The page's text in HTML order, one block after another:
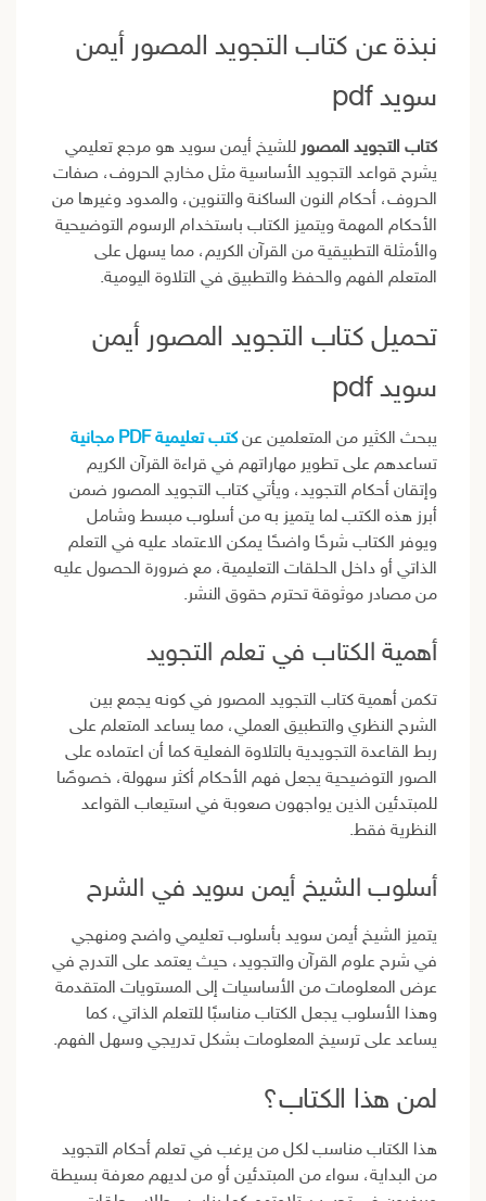
نبذة عن كتاب التجويد المصور أيمن
سويد pdf
كتاب التجويد المصور للشيخ أيمن سويد هو مرجع تعليمي
يشرح قواعد التجويد الأساسية مثل مخارج الحروف، صفات
الحروف، أحكام النون الساكنة والتنوين، والمدود وغيرها من
الأحكام المهمة ويتميز الكتاب باستخدام الرسوم التوضيحية
والأمثلة التطبيقية من القرآن الكريم، مما يسهل على
المتعلم الفهم والحفظ والتطبيق في التلاوة اليومية.
تحميل كتاب التجويد المصور أيمن
سويد pdf
يبحث الكثير من المتعلمين عن كتب تعليمية PDF مجانية
تساعدهم على تطوير مهاراتهم في قراءة القرآن الكريم
وإتقان أحكام التجويد، ويأتي كتاب التجويد المصور ضمن
أبرز هذه الكتب لما يتميز به من أسلوب مبسط وشامل
ويوفر الكتاب شرحًا واضحًا يمكن الاعتماد عليه في التعلم
الذاتي أو داخل الحلقات التعليمية، مع ضرورة الحصول عليه
من مصادر موثوقة تحترم حقوق النشر.
أهمية الكتاب في تعلم التجويد
تكمن أهمية كتاب التجويد المصور في كونه يجمع بين
الشرح النظري والتطبيق العملي، مما يساعد المتعلم على
ربط القاعدة التجويدية بالتلاوة الفعلية كما أن اعتماده على
الصور التوضيحية يجعل فهم الأحكام أكثر سهولة، خصوصًا
للمبتدئين الذين يواجهون صعوبة في استيعاب القواعد
النظرية فقط.
أسلوب الشيخ أيمن سويد في الشرح
يتميز الشيخ أيمن سويد بأسلوب تعليمي واضح ومنهجي
في شرح علوم القرآن والتجويد، حيث يعتمد على التدرج في
عرض المعلومات من الأساسيات إلى المستويات المتقدمة
وهذا الأسلوب يجعل الكتاب مناسبًا للتعلم الذاتي، كما
يساعد على ترسيخ المعلومات بشكل تدريجي وسهل الفهم.
لمن هذا الكتاب؟
هذا الكتاب مناسب لكل من يرغب في تعلم أحكام التجويد
من البداية، سواء من المبتدئين أو من لديهم معرفة بسيطة